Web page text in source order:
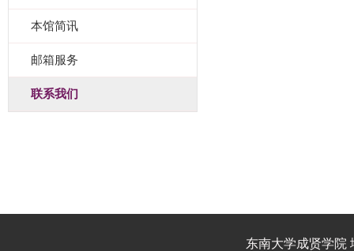
本馆简讯
邮箱服务
联系我们
东南大学成贤学院